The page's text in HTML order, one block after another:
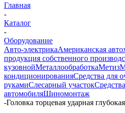
Главная
-
Каталог
-
Оборудование
Авто-электрикаАмериканская
продукция собственного
кузовнойМеталлообработкаМетиз
кондиционированияСредства для
рукамиСлесарный участок
автомобиляШиномонтаж
-Головка торцевая ударная